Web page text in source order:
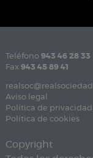
Teléfono 943 46 28 33
Fax 943 45 89 41
Aviso legal
Política de privacidad
Política de cookies
Copyright